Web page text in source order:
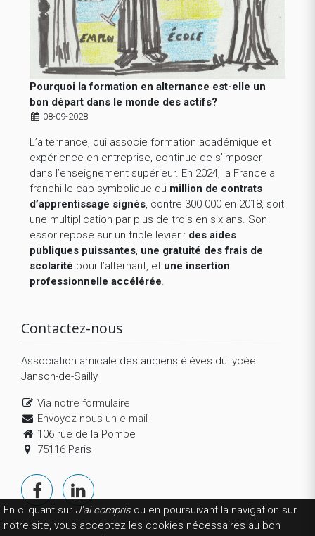
En cliquant sur J'ai comprisou en poursuivant la navigation sur
notre site, vous acceptez les cookies nécessaires au bon
Pourquoi la formation en alternance est-elle un
bon départ dans le monde des actifs?
08-09-2028
L’alternance, qui associe formation académique et
expérience en entreprise, continue de s’imposer
dans l’enseignement supérieur. En 2024, la France a
franchi le cap symbolique du million de contrats
d’apprentissage signés, contre 300 000 en 2018, soit
une multiplication par plus de trois en six ans. Son
essor repose sur un triple levier : des aides
publiques puissantes, une gratuité des frais de
scolarité pour l’alternant, et une insertion
professionnelle accélérée.
Contactez-nous
Association amicale des anciens élèves du lycée
Janson-de-Sailly
Via notre formulaire
Envoyez-nous un e-mail
106 rue de la Pompe
75116 Paris